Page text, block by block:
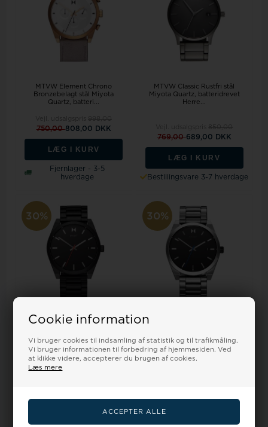
Cookie information
Vi bruger cookies til indsamling af statistik og til trafikmåling.
Vi bruger informationen til forbedring af hjemmesiden. Ved
at klikke videre, accepterer du brugen af cookies.
Læs mere
MTVW Element Chrono
Bronzebelagt stål Miyota
Quartz, batteri...
750,00808,00 DKK
LÆG I KURV
Fjernlager - 3-5
hverdage
MTVW Classic Rustfri stål
Miyota Quartz, batteridrevet
Herre...
769,00689,00 DKK
LÆG I KURV
Bestillingsvare 3-7 hverdage
30%
MTVW Element Sort rustfri
batteridrevet...
Vejl. udsalgspris849,00
650,00
30%
Herre...
Vejl. udsalgspris